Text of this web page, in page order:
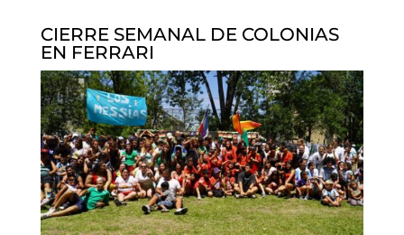
CIERRE SEMANAL DE COLONIAS
EN FERRARI